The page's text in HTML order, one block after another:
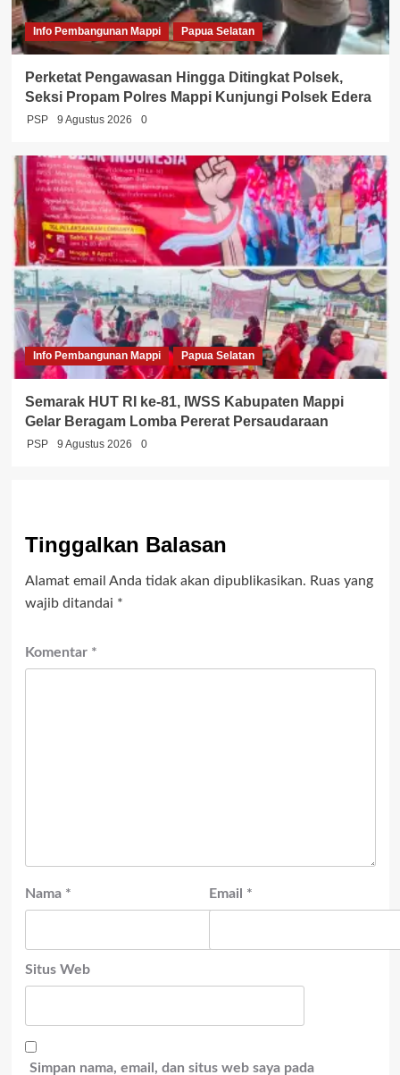
Info Pembangunan Mappi Papua Selatan
Perketat Pengawasan Hingga Ditingkat Polsek,
Seksi Propam Polres Mappi Kunjungi Polsek Edera
PSP 9 Agustus 2026 0
Info Pembangunan Mappi Papua Selatan
Semarak HUT RI ke-81, IWSS Kabupaten Mappi
Gelar Beragam Lomba Pererat Persaudaraan
PSP 9 Agustus 2026 0
Tinggalkan Balasan
Alamat email Anda tidak akan dipublikasikan. Ruas yang
wajib ditandai *
Komentar *
Nama * Email *
Situs Web
Simpan nama, email, dan situs web saya pada